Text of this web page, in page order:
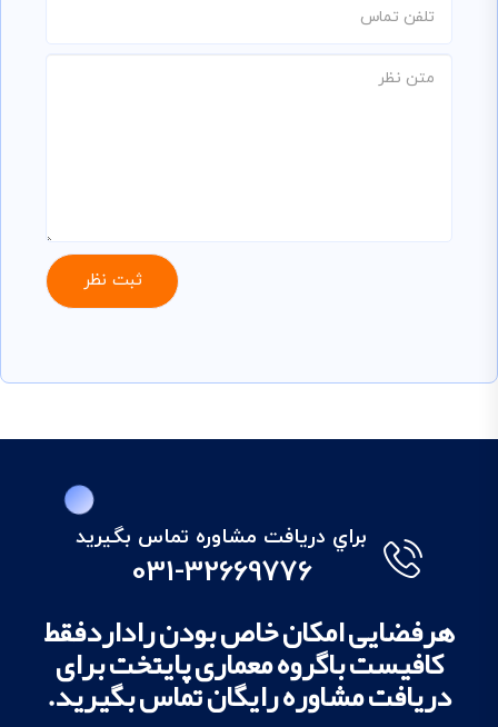
براي دريافت مشاوره تماس بگيريد
031-32669776
هرفضایی امکان خاص بودن راداردفقط
کافیست باگروه معماری پایتخت برای
دریافت مشاوره رایگان تماس بگیرید.